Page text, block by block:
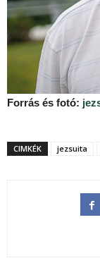
Forrás és fotó:
CIMKÉK jezsuita